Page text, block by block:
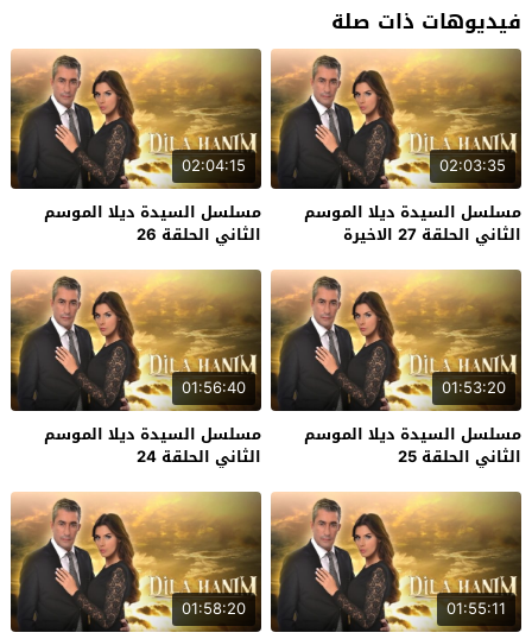
فيديوهات ذات صلة
02:03:35
مسلسل السيدة ديلا الموسم
الثاني الحلقة 27 الاخيرة
02:04:15
مسلسل السيدة ديلا الموسم
الثاني الحلقة 26
01:53:20
مسلسل السيدة ديلا الموسم
الثاني الحلقة 25
01:56:40
مسلسل السيدة ديلا الموسم
الثاني الحلقة 24
01:55:11
01:58:20